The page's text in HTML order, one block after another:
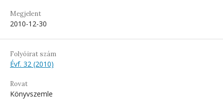
Megjelent
2010-12-30
Folyóirat szám
Évf. 32 (2010)
Rovat
Könyvszemle